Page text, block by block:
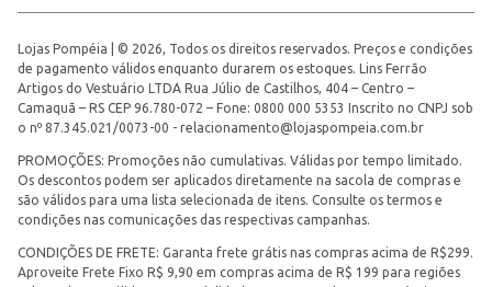
Lojas Pompéia | © 2026, Todos os direitos reservados. Preços e condições
de pagamento válidos enquanto durarem os estoques. Lins Ferrão
Artigos do Vestuário LTDA Rua Júlio de Castilhos, 404 – Centro –
Camaquã – RS CEP 96.780-072 – Fone: 0800 000 5353 Inscrito no CNPJ sob
o nº 87.345.021/0073-00 - relacionamento@lojaspompeia.com.br
PROMOÇÕES: Promoções não cumulativas. Válidas por tempo limitado.
Os descontos podem ser aplicados diretamente na sacola de compras e
são válidos para uma lista selecionada de itens. Consulte os termos e
condições nas comunicações das respectivas campanhas.
CONDIÇÕES DE FRETE: Garanta frete grátis nas compras acima de R$299.
Aproveite Frete Fixo R$ 9,90 em compras acima de R$ 199 para regiões